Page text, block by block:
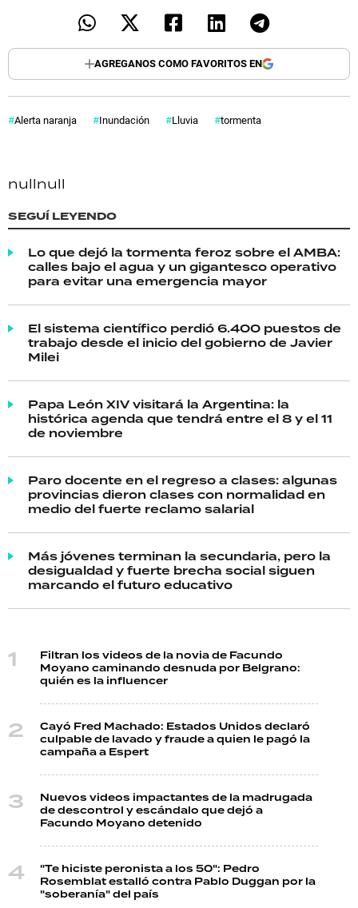
AGREGANOS COMO FAVORITOS EN
Alerta naranja Inundación Lluvia tormenta
nullnull
SEGUÍ LEYENDO
Lo que dejó la tormenta feroz sobre el AMBA:
calles bajo el agua y un gigantesco operativo
para evitar una emergencia mayor
El sistema científico perdió 6.400 puestos de
trabajo desde el inicio del gobierno de Javier
Milei
Papa León XIV visitará la Argentina: la
histórica agenda que tendrá entre el 8 y el 11
de noviembre
Paro docente en el regreso a clases: algunas
provincias dieron clases con normalidad en
medio del fuerte reclamo salarial
Más jóvenes terminan la secundaria, pero la
desigualdad y fuerte brecha social siguen
marcando el futuro educativo
Filtran los videos de la novia de Facundo
Moyano caminando desnuda por Belgrano:
quién es la influencer
Cayó Fred Machado: Estados Unidos declaró
culpable de lavado y fraude a quien le pagó la
campaña a Espert
Nuevos videos impactantes de la madrugada
de descontrol y escándalo que dejó a
Facundo Moyano detenido
"Te hiciste peronista a los 50": Pedro
Rosemblat estalló contra Pablo Duggan por la
"soberanía" del país